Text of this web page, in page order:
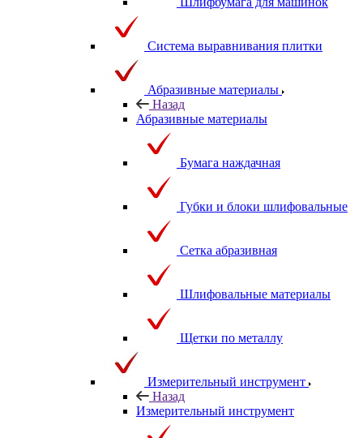
Система выравнивания плитки
Абразивные материалы
Назад
Абразивные материалы
Бумага наждачная
Губки и блоки шлифовальные
Сетка абразивная
Шлифовальные материалы
Щетки по металлу
Измерительный инструмент
Назад
Измерительный инструмент